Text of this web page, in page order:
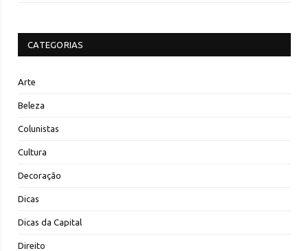
CATEGORIAS
Arte
Beleza
Colunistas
Cultura
Decoração
Dicas
Dicas da Capital
Direito